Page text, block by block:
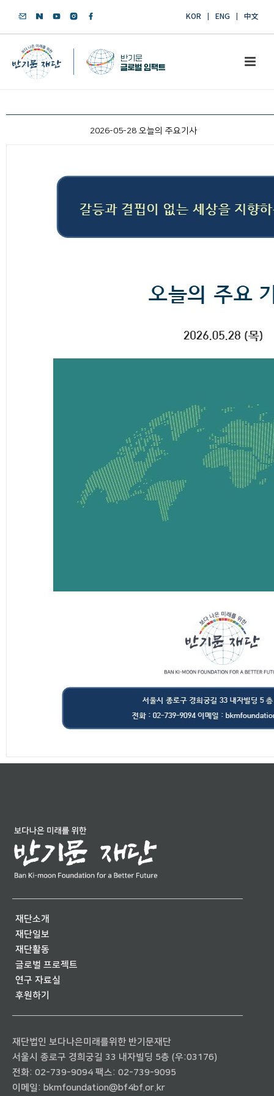
KOR ENG 中文
2026-05-28 오늘의 주요기사
재단소개
재단일보
재단활동
글로벌 프로젝트
연구 자료실
후원하기
재단법인 보다나은미래를위한 반기문재단
서울시 종로구 경희궁길 33 내자빌딩 5층 (우:03176)
전화: 02-739-9094 팩스: 02-739-9095
이메일: bkmfoundation@bf4bf.or.kr